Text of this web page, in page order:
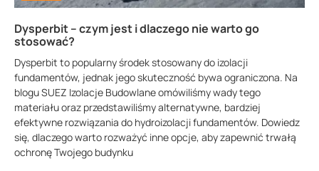
Dysperbit – czym jest i dlaczego nie warto go
stosować?
Dysperbit to popularny środek stosowany do izolacji
fundamentów, jednak jego skuteczność bywa ograniczona. Na
blogu SUEZ Izolacje Budowlane omówiliśmy wady tego
materiału oraz przedstawiliśmy alternatywne, bardziej
efektywne rozwiązania do hydroizolacji fundamentów. Dowiedz
się, dlaczego warto rozważyć inne opcje, aby zapewnić trwałą
ochronę Twojego budynku